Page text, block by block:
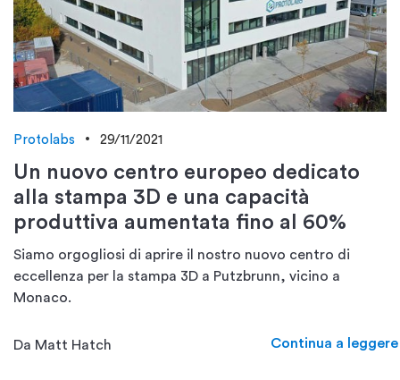
Protolabs 29/11/2021
Un nuovo centro europeo dedicato
alla stampa 3D e una capacità
produttiva aumentata fino al 60%
Siamo orgogliosi di aprire il nostro nuovo centro di
eccellenza per la stampa 3D a Putzbrunn, vicino a
Monaco.
Da Matt Hatch Continua a leggere